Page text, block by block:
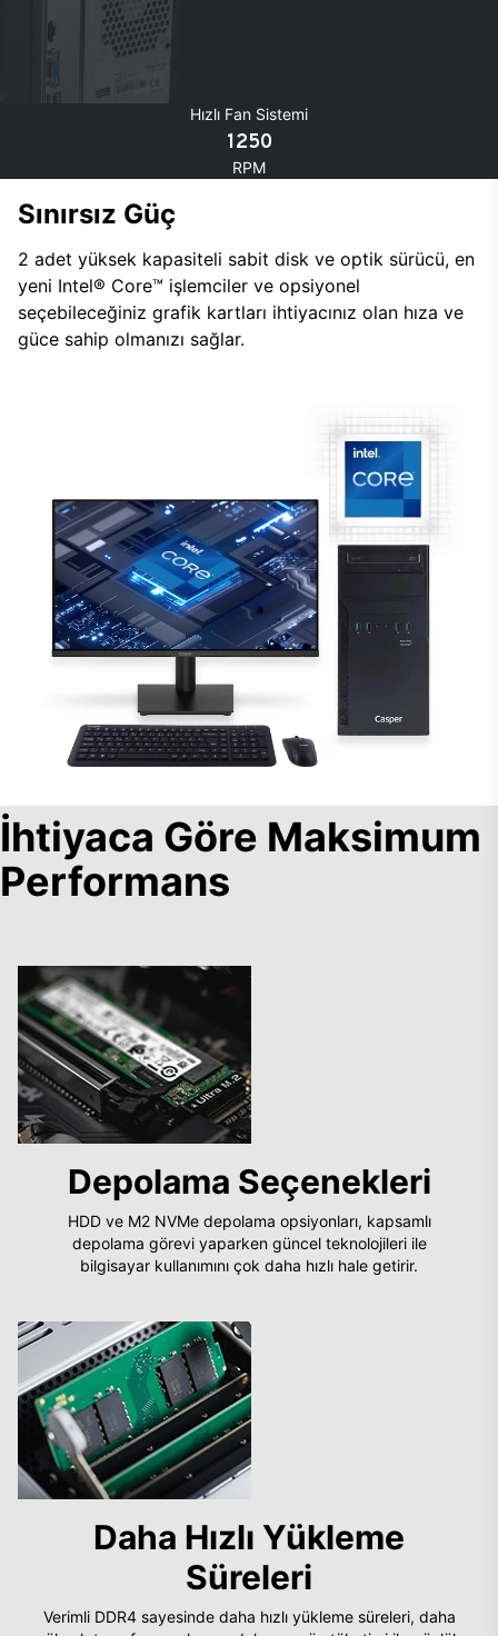
Hızlı Fan Sistemi
1250
RPM
Sınırsız Güç
2 adet yüksek kapasiteli sabit disk ve optik sürücü, en
yeni Intel® Core™ işlemciler ve opsiyonel
seçebileceğiniz grafik kartları ihtiyacınız olan hıza ve
güce sahip olmanızı sağlar.
İhtiyaca Göre Maksimum
Performans
Depolama Seçenekleri
HDD ve M2 NVMe depolama opsiyonları, kapsamlı
depolama görevi yaparken güncel teknolojileri ile
bilgisayar kullanımını çok daha hızlı hale getirir.
Daha Hızlı Yükleme
Süreleri
Verimli DDR4 sayesinde daha hızlı yükleme süreleri, daha